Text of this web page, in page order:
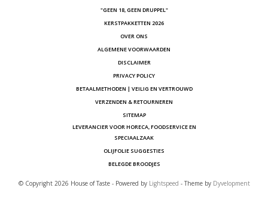
"GEEN 18, GEEN DRUPPEL"
KERSTPAKKETTEN 2026
OVER ONS
ALGEMENE VOORWAARDEN
DISCLAIMER
PRIVACY POLICY
BETAALMETHODEN | VEILIG EN VERTROUWD
VERZENDEN & RETOURNEREN
SITEMAP
LEVERANCIER VOOR HORECA, FOODSERVICE EN
SPECIAALZAAK
OLIJFOLIE SUGGESTIES
BELEGDE BROODJES
© Copyright 2026 House of Taste - Powered by Lightspeed - Theme by Dyvelopment